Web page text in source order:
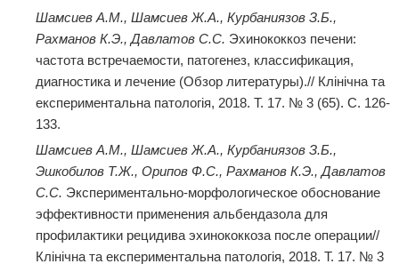
Шамсиев А.М., Шамсиев Ж.А., Курбаниязов З.Б.,
Рахманов К.Э., Давлатов С.С. Эхинококкоз печени:
частота встречаемости, патогенез, классификация,
диагностика и лечение (Обзор литературы).// Клінічна та
експериментальна патологія, 2018. Т. 17. № 3 (65). С. 126-
133.
Шамсиев А.М., Шамсиев Ж.А., Курбаниязов З.Б.,
Эшкобилов Т.Ж., Орипов Ф.С., Рахманов К.Э., Давлатов
С.С. Экспериментально-морфологическое обоснование
эффективности применения альбендазола для
профилактики рецидива эхинококкоза после операции//
Клінічна та експериментальна патологія, 2018. Т. 17. № 3